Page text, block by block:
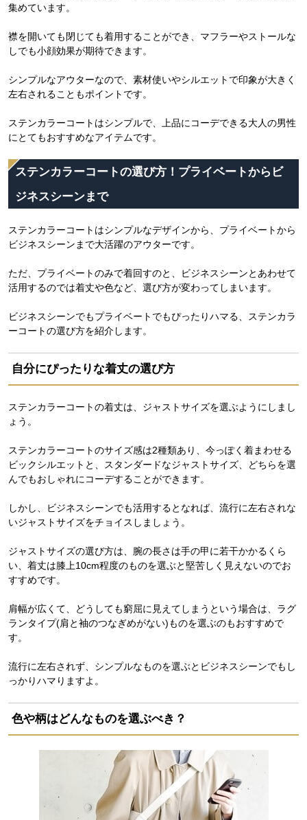
集めています。
襟を開いても閉じても着用することができ、マフラーやストールな
しでも小顔効果が期待できます。
シンプルなアウターなので、素材使いやシルエットで印象が大きく
左右されることもポイントです。
ステンカラーコートはシンプルで、上品にコーデできる大人の男性
にとてもおすすめなアイテムです。
ステンカラーコートの選び方！プライベートからビ
ジネスシーンまで
ステンカラーコートはシンプルなデザインから、プライベートから
ビジネスシーンまで大活躍のアウターです。
ただ、プライベートのみで着回すのと、ビジネスシーンとあわせて
活用するのでは着丈や色など、選び方が変わってしまいます。
ビジネスシーンでもプライベートでもぴったりハマる、ステンカラ
ーコートの選び方を紹介します。
自分にぴったりな着丈の選び方
ステンカラーコートの着丈は、ジャストサイズを選ぶようにしまし
ょう。
ステンカラーコートのサイズ感は2種類あり、今っぽく着まわせる
ビックシルエットと、スタンダードなジャストサイズ、どちらを選
んでもおしゃれにコーデすることができます。
しかし、ビジネスシーンでも活用するとなれば、流行に左右されな
いジャストサイズをチョイスしましょう。
ジャストサイズの選び方は、腕の長さは手の甲に若干かかるくら
い、着丈は膝上10cm程度のものを選ぶと堅苦しく見えないのでお
すすめです。
肩幅が広くて、どうしても窮屈に見えてしまうという場合は、ラグ
ランタイプ(肩と袖のつなぎめがない)ものを選ぶのもおすすめで
す。
流行に左右されず、シンプルなものを選ぶとビジネスシーンでもし
っかりハマりますよ。
色や柄はどんなものを選ぶべき？